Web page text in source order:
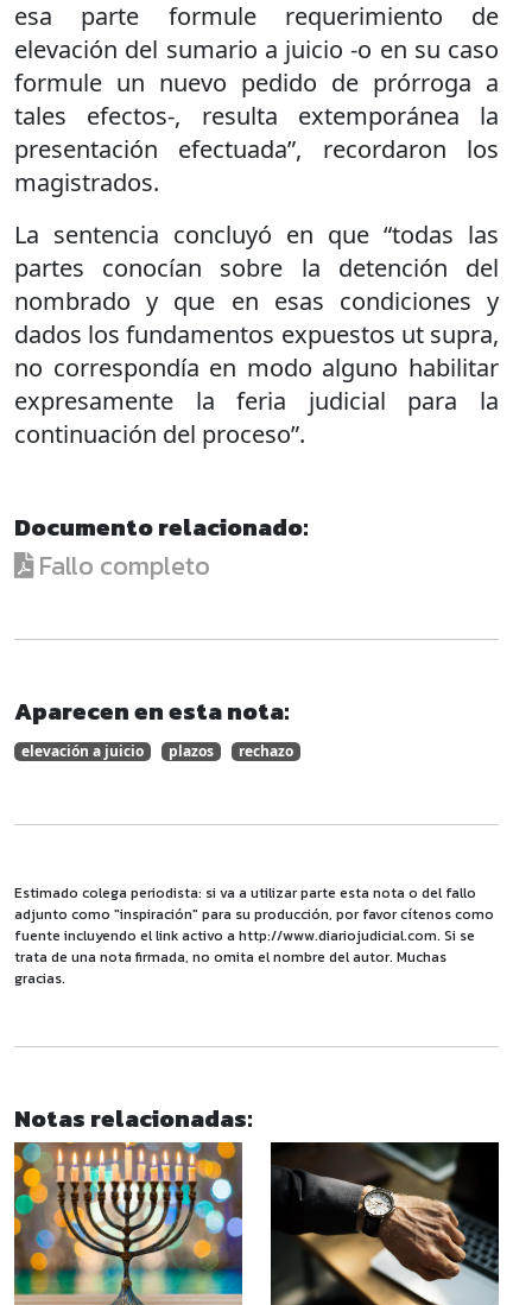
esa parte formule requerimiento de
elevación del sumario a juicio -o en su caso
formule un nuevo pedido de prórroga a
tales efectos-, resulta extemporánea la
presentación efectuada”, recordaron los
magistrados.
La sentencia concluyó en que “todas las
partes conocían sobre la detención del
nombrado y que en esas condiciones y
dados los fundamentos expuestos ut supra,
no correspondía en modo alguno habilitar
expresamente la feria judicial para la
continuación del proceso”.
Documento relacionado:
Fallo completo
Aparecen en esta nota:
elevación a juicio plazos rechazo
Estimado colega periodista: si va a utilizar parte esta nota o del fallo
adjunto como "inspiración" para su producción, por favor cítenos como
fuente incluyendo el link activo a http://www.diariojudicial.com. Si se
trata de una nota firmada, no omita el nombre del autor. Muchas
gracias.
Notas relacionadas: